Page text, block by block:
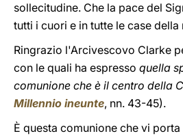
sollecitudine. Che la pace del
tutti i cuori e in tutte le case
Ringrazio l'Arcivescovo Clarke
con le quali ha espresso quella
comunione che è il centro della
Millennio ineunte, nn. 43-45).
È questa comunione che vi porta